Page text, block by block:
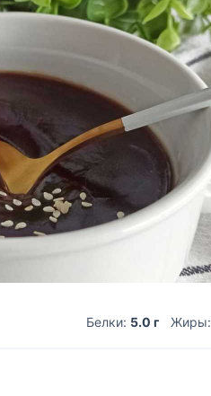
Белки: 5.0 г Жиры: